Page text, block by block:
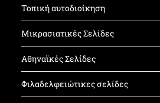
Τοπική αυτοδιοίκηση
Μικρασιατικές Σελίδες
Αθηναϊκές Σελίδες
Φιλαδελφειώτικες σελίδες